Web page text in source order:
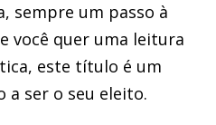
sempre um passo à
você quer uma leitura
este título é um
ser o seu eleito.